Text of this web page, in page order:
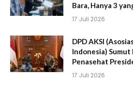
Bara, Hanya 3
17 Juli 2026
DPD AKSI
Indonesia)
Penasehat
17 Juli 2026